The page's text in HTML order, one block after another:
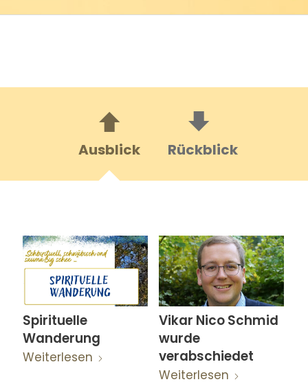
Ausblick Rückblick
Spirituelle
Wanderung
Weiterlesen
Vikar Nico Schmid
wurde
verabschiedet
Weiterlesen